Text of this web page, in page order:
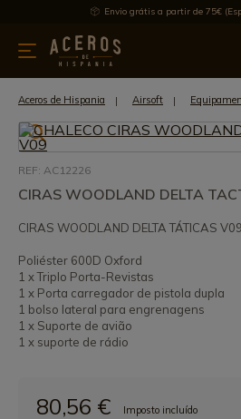
Envio grátis a partir de 75€
& Utensílios de cozinha Oferece
Aceros de Hispania Airsoft
REF: AC12226
CIRAS WOODLAND DELTA
CIRAS WOODLAND DELTA TÁTICAS
Poliéster 600D Oxford
1 x Triplo Porta-Revistas
1 x Porta carregador de pistola dupla
1 bolso lateral para engrenagens
1 x Suporte de avião
1 x suporte de rádio
80,56 €
Imposto incluído